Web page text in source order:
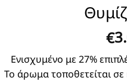
€
Ενισχυμένο με 27%
Το άρωμα τοποθετείται σε